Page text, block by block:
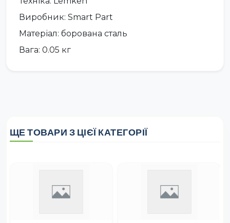
Виробник: Smart Part
Матеріал: борована сталь
Вага: 0.05 кг
ЩЕ ТОВАРИ З ЦІЄЇ КАТЕГОРІЇ